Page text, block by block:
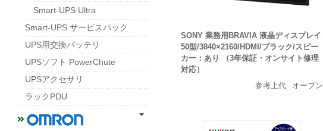
SONY 業務用BRAVIA 液晶ディスプレイ
50型/3840×2160/HDMI/ブラック/スピー
カー：あり （3年保証・オンサイト修理
対応）
参考上代
オープン
Smart-UPS Ultra
Smart-UPS サービスパック
UPS用交換バッテリ
UPSソフト PowerChute
UPSアクセサリ
ラックPDU